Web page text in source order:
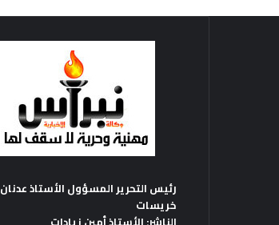
رئيس التحرير المسؤول الأستاذ عدنان
خريسات